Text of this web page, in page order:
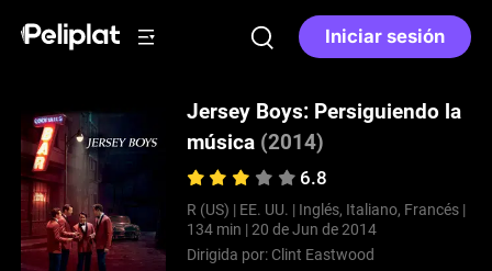
Iniciar sesión
Jersey Boys: Persiguiendo la
música (2014)
6.8
R (US) | EE. UU. | Inglés, Italiano, Francés |
134 min | 20 de Jun de 2014
Dirigida por: Clint Eastwood